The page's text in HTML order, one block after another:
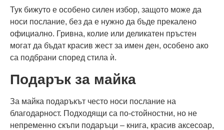
Тук бижуто е особено силен избор, защото може да
носи послание, без да е нужно да бъде прекалено
официално. Гривна, колие или деликатен пръстен
могат да бъдат красив жест за имен ден, особено ако
са подбрани според стила ѝ.
Подарък за майка
За майка подаръкът често носи послание на
благодарност. Подходящи са по-стойностни, но не
непременно скъпи подаръци – книга, красив аксесоар,